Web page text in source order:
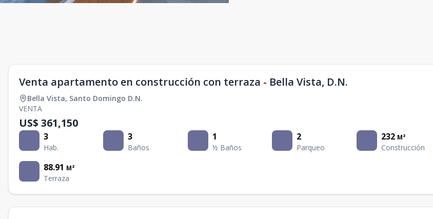
Venta apartamento en construcción con terraza - Bella Vista, D.N.
Bella Vista, Santo Domingo D.N.
VENTA
US$ 361,150
3
Hab.
3
Baños
1
½ Baños
2
Parqueo
232 M²
Construcción
88.91 M²
Terraza